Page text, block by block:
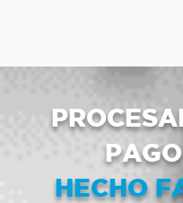
PAGO
HECHO